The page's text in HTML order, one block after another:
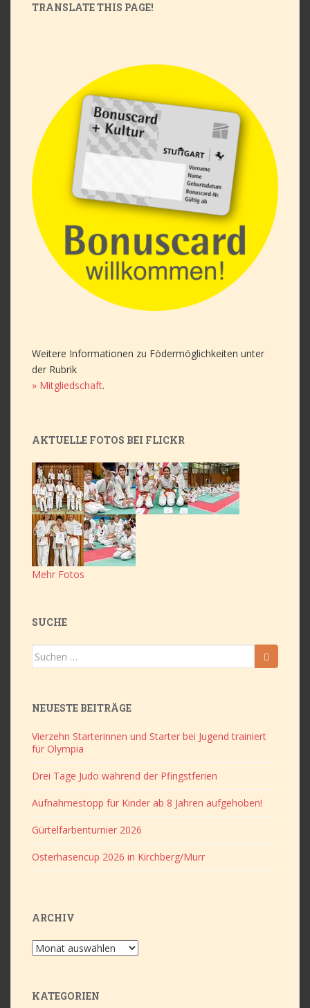
TRANSLATE THIS PAGE!
Weitere Informationen zu Födermöglichkeiten unter
der Rubrik
» Mitgliedschaft.
AKTUELLE FOTOS BEI FLICKR
Mehr Fotos
SUCHE
Suchen
nach:
NEUESTE BEITRÄGE
Vierzehn Starterinnen und Starter bei Jugend trainiert
für Olympia
Drei Tage Judo während der Pfingstferien
Aufnahmestopp für Kinder ab 8 Jahren aufgehoben!
Gürtelfarbenturnier 2026
Osterhasencup 2026 in Kirchberg/Murr
ARCHIV
Archiv
KATEGORIEN